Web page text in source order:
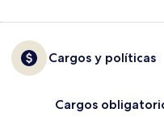
Cargos y políticas
Cargos